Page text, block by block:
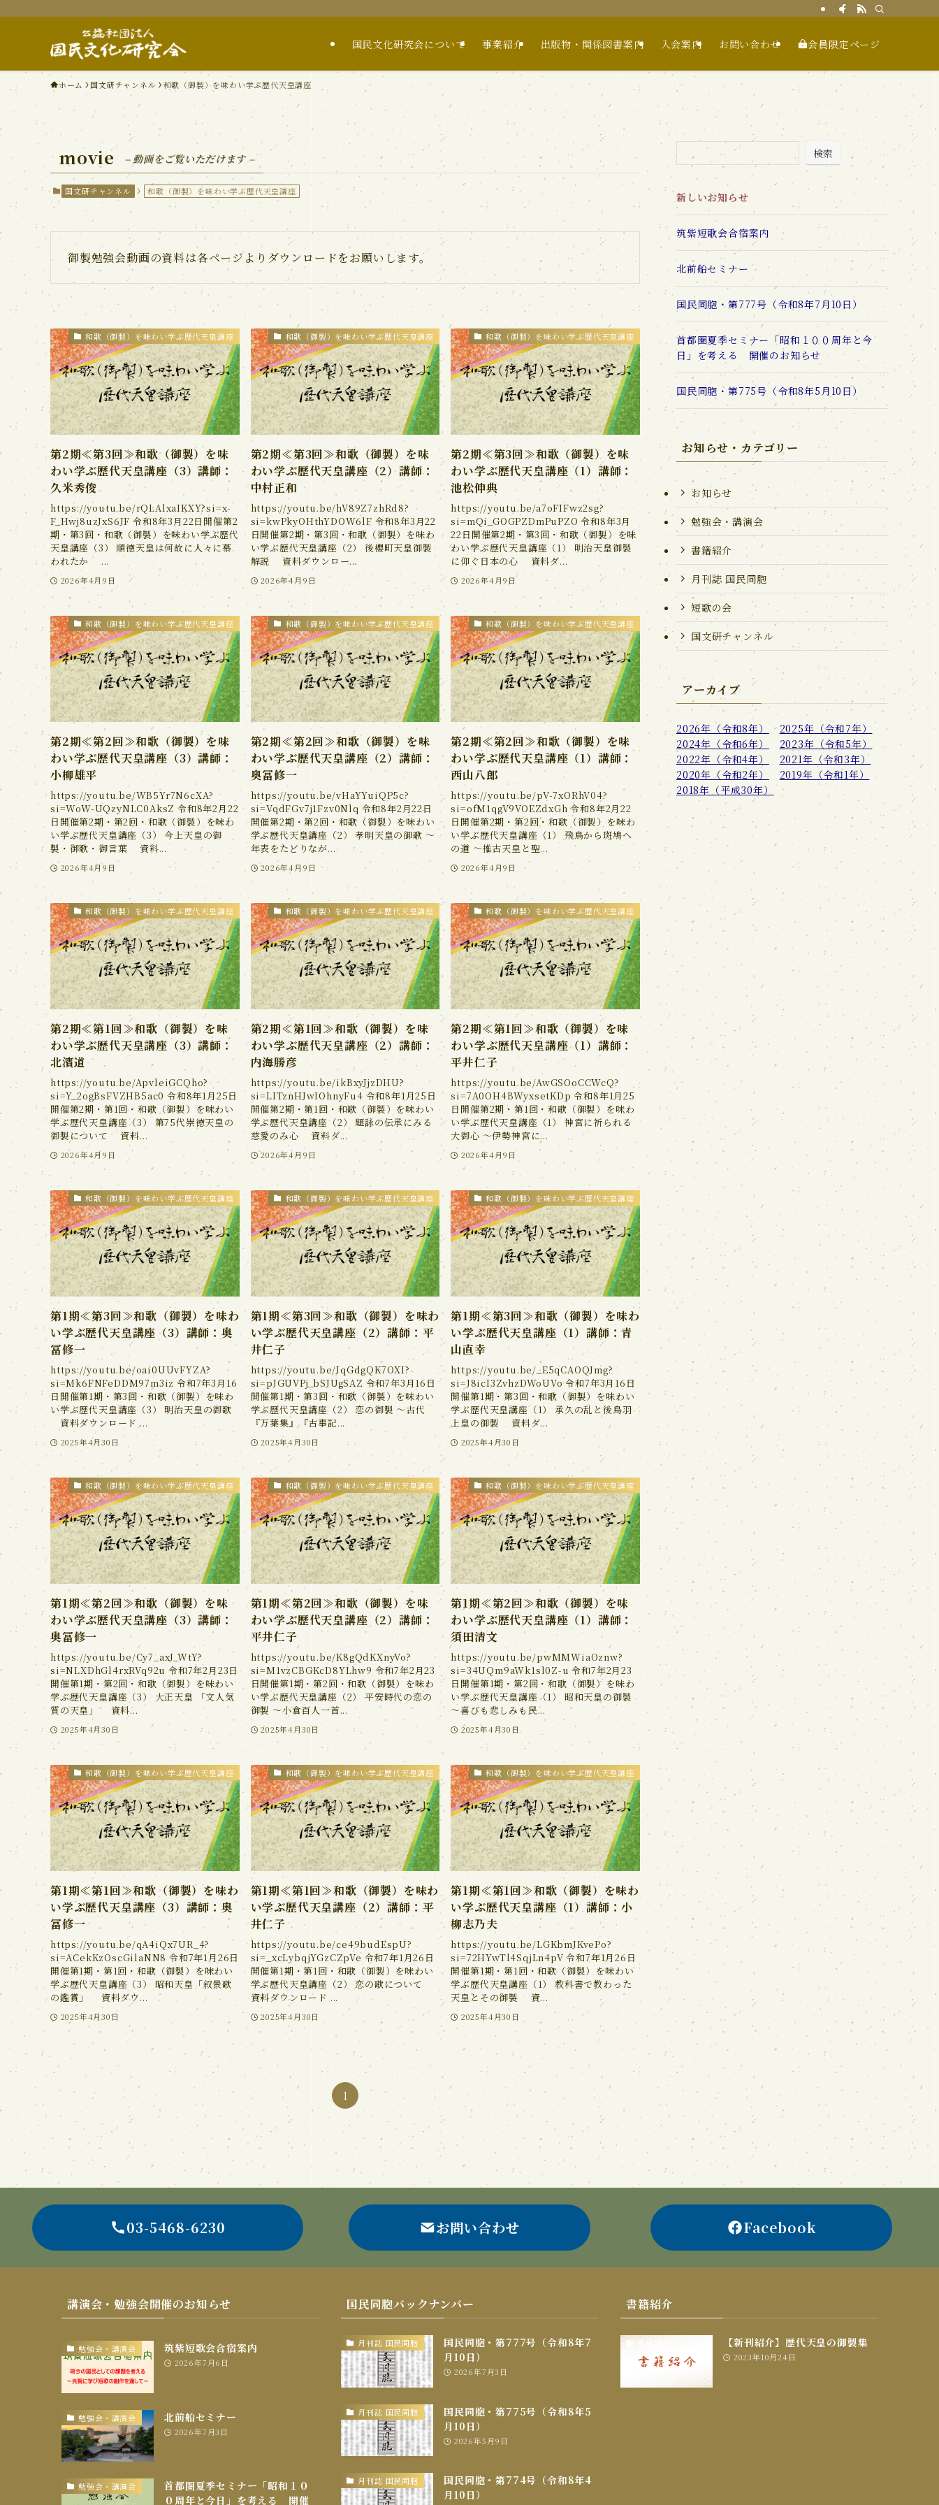
国民文化研究会について 事業紹介 出版物・関係図書案内 入会案内 お問い合わせ 会員限定ページ
ホーム 国文研チャンネル 和歌（御製）を味わい学ぶ歴代天皇講座
movie – 動画をご覧いただけます –
国文研チャンネル 和歌（御製）を味わい学ぶ歴代天皇講座
御製勉強会動画の資料は各ページよりダウンロードをお願いします。
和歌（御製）を味わい学ぶ歴代天皇講座
第2期≪第3回≫和歌（御製）を味
わい学ぶ歴代天皇講座（3）講師：
久米秀俊
https://youtu.be/rQLAlxaIKXY?si=x-
F_Hwj8uzJxS6JF 令和8年3月22日開催第2
期・第3回・和歌（御製）を味わい学ぶ歴代
天皇講座（3） 順徳天皇は何故に人々に慕
われたか ...
2026年4月9日
和歌（御製）を味わい学ぶ歴代天皇講座
第2期≪第3回≫和歌（御製）を味
わい学ぶ歴代天皇講座（2）講師：
中村正和
https://youtu.be/hV89Z7zhRd8?
si=kwPkyOHthYDOW6lF 令和8年3月22
日開催第2期・第3回・和歌（御製）を味わ
い学ぶ歴代天皇講座（2） 後櫻町天皇御製
解説 資料ダウンロー...
2026年4月9日
和歌（御製）を味わい学ぶ歴代天皇講座
第2期≪第3回≫和歌（御製）を味
わい学ぶ歴代天皇講座（1）講師：
池松伸典
https://youtu.be/a7oFIFwz2sg?
si=mQi_GOGPZDmPuPZO 令和8年3月
22日開催第2期・第3回・和歌（御製）を味
わい学ぶ歴代天皇講座（1） 明治天皇御製
に仰ぐ日本の心 資料ダ...
2026年4月9日
和歌（御製）を味わい学ぶ歴代天皇講座
第2期≪第2回≫和歌（御製）を味
わい学ぶ歴代天皇講座（3）講師：
小柳雄平
https://youtu.be/WB5Yr7N6cXA?
si=WoW-UQzyNLC0AksZ 令和8年2月22
日開催第2期・第2回・和歌（御製）を味わ
い学ぶ歴代天皇講座（3） 今上天皇の御
製・御歌・御言葉 資料...
2026年4月9日
和歌（御製）を味わい学ぶ歴代天皇講座
第2期≪第2回≫和歌（御製）を味
わい学ぶ歴代天皇講座（2）講師：
奥冨修一
https://youtu.be/vHaYYuiQP5c?
si=VqdFGv7j1Fzv0Nlq 令和8年2月22日
開催第2期・第2回・和歌（御製）を味わい
学ぶ歴代天皇講座（2） 孝明天皇の御歌 ～
年表をたどりなが...
2026年4月9日
和歌（御製）を味わい学ぶ歴代天皇講座
第2期≪第2回≫和歌（御製）を味
わい学ぶ歴代天皇講座（1）講師：
西山八郎
https://youtu.be/pV-7xORhV04?
si=ofM1qgV9VOEZdxGh 令和8年2月22
日開催第2期・第2回・和歌（御製）を味わ
い学ぶ歴代天皇講座（1） 飛鳥から斑鳩へ
の道 ～推古天皇と聖...
2026年4月9日
和歌（御製）を味わい学ぶ歴代天皇講座
第2期≪第1回≫和歌（御製）を味
わい学ぶ歴代天皇講座（3）講師：
北濱道
https://youtu.be/ApvleiGCQho?
si=Y_2ogBsFVZHB5ac0 令和8年1月25日
開催第2期・第1回・和歌（御製）を味わい
学ぶ歴代天皇講座（3） 第75代崇徳天皇の
御製について 資料...
2026年4月9日
和歌（御製）を味わい学ぶ歴代天皇講座
第2期≪第1回≫和歌（御製）を味
わい学ぶ歴代天皇講座（2）講師：
内海勝彦
https://youtu.be/ikBxyJjzDHU?
si=LITznHJwIOhnyFu4 令和8年1月25日
開催第2期・第1回・和歌（御製）を味わい
学ぶ歴代天皇講座（2） 題詠の伝承にみる
慈愛のみ心 資料ダ...
2026年4月9日
和歌（御製）を味わい学ぶ歴代天皇講座
第2期≪第1回≫和歌（御製）を味
わい学ぶ歴代天皇講座（1）講師：
平井仁子
https://youtu.be/AwGSOoCCWcQ?
si=7A0OH4BWyxsetKDp 令和8年1月25
日開催第2期・第1回・和歌（御製）を味わ
い学ぶ歴代天皇講座（1） 神宮に祈られる
大御心 ～伊勢神宮に...
2026年4月9日
和歌（御製）を味わい学ぶ歴代天皇講座
第1期≪第3回≫和歌（御製）を味わ
い学ぶ歴代天皇講座（3）講師：奥
冨修一
https://youtu.be/oai0UUvFYZA?
si=Mk6FNFeDDM97m3iz 令和7年3月16
日開催第1期・第3回・和歌（御製）を味わ
い学ぶ歴代天皇講座（3） 明治天皇の御歌
資料ダウンロード ...
2025年4月30日
和歌（御製）を味わい学ぶ歴代天皇講座
第1期≪第3回≫和歌（御製）を味わ
い学ぶ歴代天皇講座（2）講師：平
井仁子
https://youtu.be/JqGdgQK7OXI?
si=pJGUVPj_bSJUgSAZ 令和7年3月16日
開催第1期・第3回・和歌（御製）を味わい
学ぶ歴代天皇講座（2） 恋の御製 ～古代
『万葉集』『古事記...
2025年4月30日
和歌（御製）を味わい学ぶ歴代天皇講座
第1期≪第3回≫和歌（御製）を味わ
い学ぶ歴代天皇講座（1）講師：青
山直幸
https://youtu.be/_E5qCAOQJmg?
si=J8icI3ZvhzDWoUVo 令和7年3月16日
開催第1期・第3回・和歌（御製）を味わい
学ぶ歴代天皇講座（1） 承久の乱と後鳥羽
上皇の御製 資料ダ...
2025年4月30日
和歌（御製）を味わい学ぶ歴代天皇講座
第1期≪第2回≫和歌（御製）を味
わい学ぶ歴代天皇講座（3）講師：
奥冨修一
https://youtu.be/Cy7_axJ_WtY?
si=NLXDhGl4rxRVq92u 令和7年2月23日
開催第1期・第2回・和歌（御製）を味わい
学ぶ歴代天皇講座（3） 大正天皇 「文人気
質の天皇」 資料...
2025年4月30日
和歌（御製）を味わい学ぶ歴代天皇講座
第1期≪第2回≫和歌（御製）を味
わい学ぶ歴代天皇講座（2）講師：
平井仁子
https://youtu.be/K8gQdKXnyVo?
si=M1vzCBGKcD8YLhw9 令和7年2月23
日開催第1期・第2回・和歌（御製）を味わ
い学ぶ歴代天皇講座（2） 平安時代の恋の
御製 ～小倉百人一首...
2025年4月30日
和歌（御製）を味わい学ぶ歴代天皇講座
第1期≪第2回≫和歌（御製）を味
わい学ぶ歴代天皇講座（1）講師：
須田清文
https://youtu.be/pwMMWiaOznw?
si=34UQm9aWk1sl0Z-u 令和7年2月23
日開催第1期・第2回・和歌（御製）を味わ
い学ぶ歴代天皇講座（1） 昭和天皇の御製
～喜びも悲しみも民...
2025年4月30日
和歌（御製）を味わい学ぶ歴代天皇講座
第1期≪第1回≫和歌（御製）を味わ
い学ぶ歴代天皇講座（3）講師：奥
冨修一
https://youtu.be/qA4iQx7UR_4?
si=ACekKzOscGilaNN8 令和7年1月26日
開催第1期・第1回・和歌（御製）を味わい
学ぶ歴代天皇講座（3） 昭和天皇「叙景歌
の鑑賞」 資料ダウ...
2025年4月30日
和歌（御製）を味わい学ぶ歴代天皇講座
第1期≪第1回≫和歌（御製）を味わ
い学ぶ歴代天皇講座（2）講師：平
井仁子
https://youtu.be/ce49budEspU?
si=_xcLybqjYGzCZpVe 令和7年1月26日
開催第1期・第1回・和歌（御製）を味わい
学ぶ歴代天皇講座（2） 恋の歌について
資料ダウンロード ...
2025年4月30日
和歌（御製）を味わい学ぶ歴代天皇講座
第1期≪第1回≫和歌（御製）を味わ
い学ぶ歴代天皇講座（1）講師：小
柳志乃夫
https://youtu.be/LGKbmJKvePo?
si=72HYwTl4SqjLn4pV 令和7年1月26日
開催第1期・第1回・和歌（御製）を味わい
学ぶ歴代天皇講座（1） 教科書で教わった
天皇とその御製 資...
2025年4月30日
1
検索
新しいお知らせ
筑紫短歌会合宿案内
北前船セミナー
国民同胞・第777号（令和8年7月10日）
首都圏夏季セミナー「昭和１００周年と今
日」を考える 開催のお知らせ
国民同胞・第775号（令和8年5月10日）
お知らせ・カテゴリー
お知らせ
勉強会・講演会
書籍紹介
月刊誌 国民同胞
短歌の会
国文研チャンネル
アーカイブ
2026年（令和8年）
2025年（令和7年）
2024年（令和6年）
2023年（令和5年）
2022年（令和4年）
2021年（令和3年）
2020年（令和2年）
2019年（令和1年）
2018年（平成30年）
03-5468-6230 お問い合わせ Facebook
講演会・勉強会開催のお知らせ
勉強会・講演会 筑紫短歌会合宿案内
2026年7月6日
勉強会・講演会 北前船セミナー
2026年7月3日
勉強会・講演会
首都圏夏季セミナー「昭和１０
０周年と今日」を考える 開催
国民同胞バックナンバー
月刊誌 国民同胞
国民同胞・第777号（令和8年7
月10日）
2026年7月3日
月刊誌 国民同胞
国民同胞・第775号（令和8年5
月10日）
2026年5月9日
月刊誌 国民同胞
国民同胞・第774号（令和8年4
月10日）
書籍紹介
書籍紹介 【新刊紹介】歴代天皇の御製集
2023年10月24日